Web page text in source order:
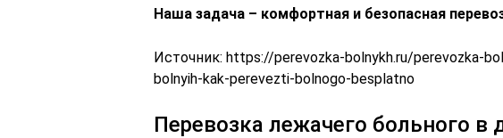
Наша задача – комфортная и безопасная
Источник: https://perevozka-bolnykh.ru/perevozka-
bolnyih-kak-perevezti-bolnogo-besplatno
Перевозка лежачего больного в